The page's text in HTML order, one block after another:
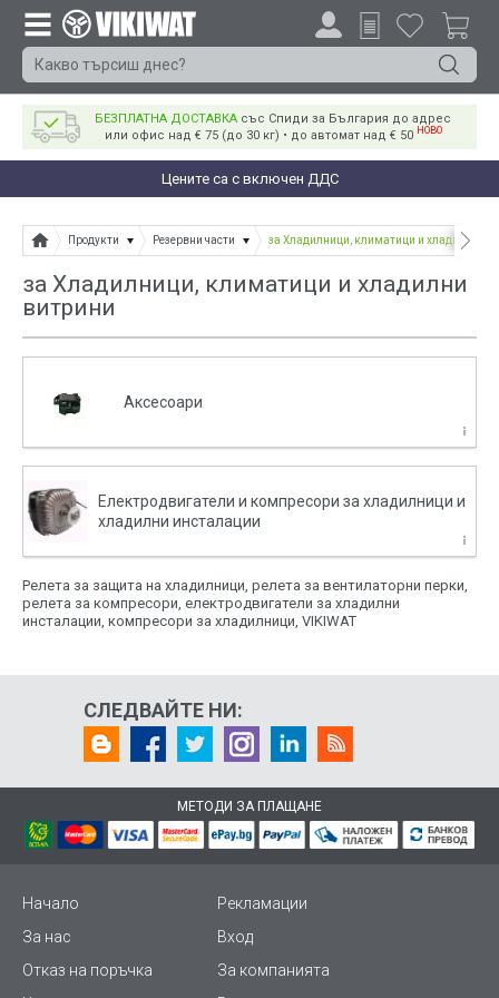
БЕЗПЛАТНА ДОСТАВКА със Спиди за България до адрес
или офис над € 75 (до 30 кг) • до автомат над € 50 НОВО
Цените са с включен ДДС
Продукти Резервни части за Хладилници, климатици и хладилни
за Хладилници, климатици и хладилни
витрини
Аксесоари
Електродвигатели и компресори за хладилници и
хладилни инсталации
Релета за защита на хладилници, релета за вентилаторни перки,
релета за компресори, електродвигатели за хладилни
инсталации, компресори за хладилници, VIKIWAT
СЛЕДВАЙТЕ НИ:
МЕТОДИ ЗА ПЛАЩАНЕ
Начало
Рекламации
За нас
Вход
Отказ на поръчка
За компанията